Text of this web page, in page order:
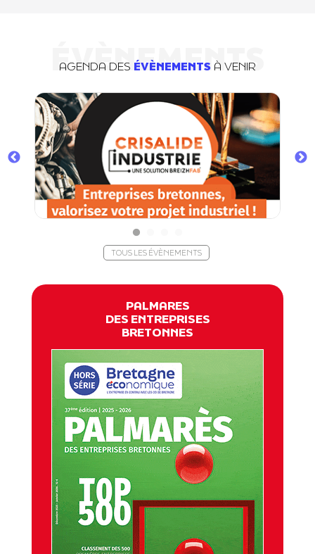
ÉVÈNEMENTS
AGENDA DES ÉVÈNEMENTS À VENIR
TOUS LES ÉVÈNEMENTS
PALMARES
DES ENTREPRISES
BRETONNES